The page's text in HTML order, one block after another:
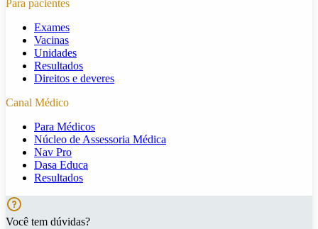
Para pacientes
Exames
Vacinas
Unidades
Resultados
Direitos e deveres
Canal Médico
Para Médicos
Núcleo de Assessoria Médica
Nav Pro
Dasa Educa
Resultados
Você tem dúvidas?